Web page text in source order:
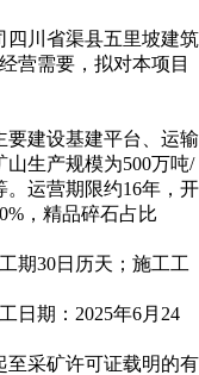
四川省渠县五里坡建筑
营需要，拟对本项目
建设基建平台、运输
生产规模为500万吨/
运营期限约16年，开
，精品碎石占比
期30日历天；施工工
日期：2025年6月24
至采矿许可证载明的有